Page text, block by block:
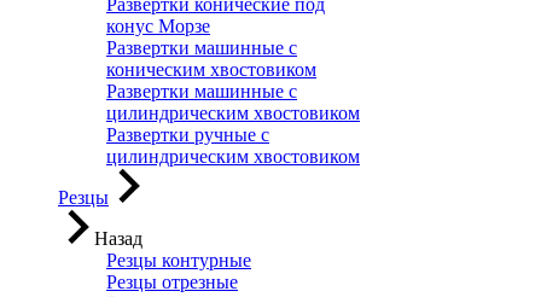
Развертки конические под
конус Морзе
Развертки машинные с
коническим хвостовиком
Развертки машинные с
цилиндрическим хвостовиком
Развертки ручные с
цилиндрическим хвостовиком
Резцы
Назад
Резцы контурные
Резцы отрезные